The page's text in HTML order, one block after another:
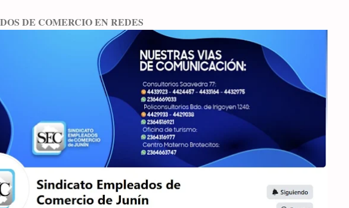
DE COMERCIO EN REDES